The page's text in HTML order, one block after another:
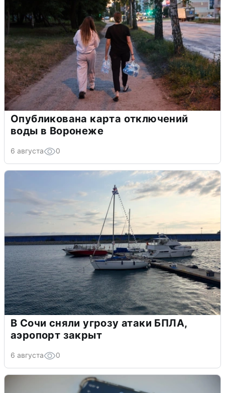
Опубликована карта отключений
воды в Воронеже
6 августа 0
В Сочи сняли угрозу атаки БПЛА,
аэропорт закрыт
6 августа 0